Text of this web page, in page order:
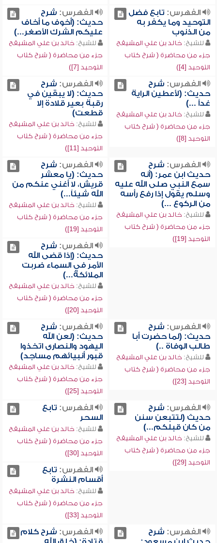
الفهرس: تابع فضل
التوحيد وما يكفر به
من الذنوب
للشيخ: خالد بن علي المشيقح
جزء من محاضرة ( شرح كتاب
التوحيد [4])
الفهرس: شرح
حديث: (أخوف ما أخاف
عليكم الشرك الأصغر...)
للشيخ: خالد بن علي المشيقح
جزء من محاضرة ( شرح كتاب
التوحيد [7])
الفهرس: شرح
حديث: (لأعطين الراية
غداً ...)
للشيخ: خالد بن علي المشيقح
جزء من محاضرة ( شرح كتاب
التوحيد [8])
الفهرس: شرح
حديث: (لا يبقين في
رقبة بعير قلادة إلا
قطعت)
للشيخ: خالد بن علي المشيقح
جزء من محاضرة ( شرح كتاب
التوحيد [11])
الفهرس: شرح
حديث ابن عمر: (أنه
سمع النبي صلى الله عليه
وسلم يقول إذا رفع رأسه
من الركوع ...)
للشيخ: خالد بن علي المشيقح
جزء من محاضرة ( شرح كتاب
التوحيد [19])
الفهرس: شرح
حديث: (يا معشر
قريش، لا أغني عنكم من
الله شيئاً...)
للشيخ: خالد بن علي المشيقح
جزء من محاضرة ( شرح كتاب
التوحيد [19])
الفهرس: شرح
حديث: (إذا قضى الله
الأمر في السماء ضربت
الملائكة...)
للشيخ: خالد بن علي المشيقح
جزء من محاضرة ( شرح كتاب
التوحيد [20])
الفهرس: شرح
حديث: (لما حضرت أبا
طالب الوفاة ..)
للشيخ: خالد بن علي المشيقح
جزء من محاضرة ( شرح كتاب
التوحيد [23])
الفهرس: شرح
حديث: (لعن الله
اليهود والنصارى اتخذوا
قبور أنبيائهم مساجد)
للشيخ: خالد بن علي المشيقح
جزء من محاضرة ( شرح كتاب
التوحيد [25])
الفهرس: شرح
حديث (لتتبعن سنن
من كان قبلكم...)
للشيخ: خالد بن علي المشيقح
جزء من محاضرة ( شرح كتاب
التوحيد [29])
الفهرس: تابع
السحر
للشيخ: خالد بن علي المشيقح
جزء من محاضرة ( شرح كتاب
التوحيد [30])
الفهرس: تابع
أقسام النشرة
للشيخ: خالد بن علي المشيقح
جزء من محاضرة ( شرح كتاب
التوحيد [33])
الفهرس: شرح
الفهرس: شرح كلام